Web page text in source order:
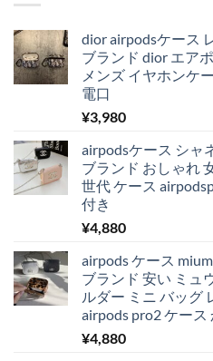
dior airpodsケース
ブランド dior エア
メンズ イヤホンケ
電口
¥3,980
airpodsケース シャ
ブランド おしゃれ
世代 ケース
付き
¥4,880
airpods ケース
ブランド 安い ミュ
ルダー ミニ バッグ
airpods pro2 ケース
¥4,880